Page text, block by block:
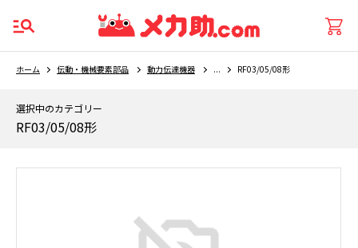
ホーム 伝動・機械要素部品 動力伝達機器 ... RF03/05/08形
選択中のカテゴリー
RF03/05/08形